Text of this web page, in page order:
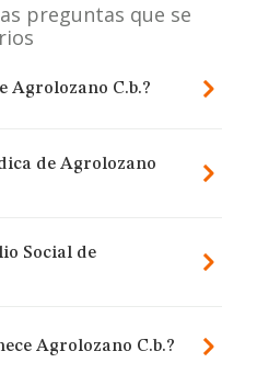
preguntas que se
Agrolozano C.b.?
de Agrolozano
Social de
Agrolozano C.b.?